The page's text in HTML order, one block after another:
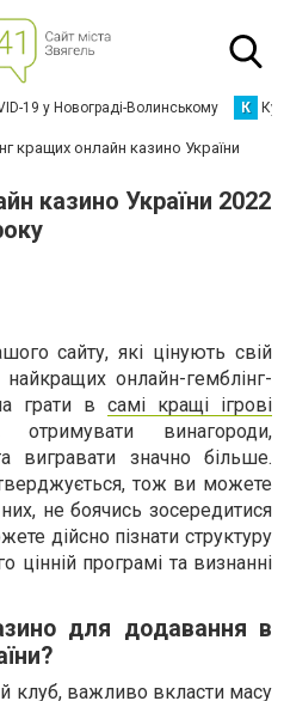
19 у Новограді-Волинському К
кpaщиx oнлaйн казино Укpaїни
казино Укpaїни 2022
сайту, які цінують свій
найкращих онлайн-гемблінг-
грати в самі кращі ігрові
отримувати винагороди,
вигравати значно більше.
тож ви можете
не боячись зосередитися
дійсно пізнати структуру
цінній програмі та визнанні
для дoдaвaння в
клуб, важливо вкласти масу